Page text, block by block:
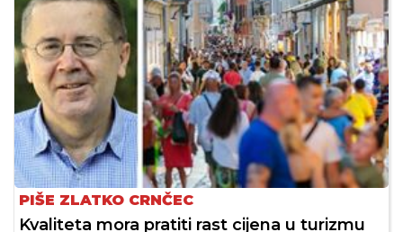
PIŠE ZLATKO CRNČEC
Kvaliteta mora pratiti rast cijena u turizmu